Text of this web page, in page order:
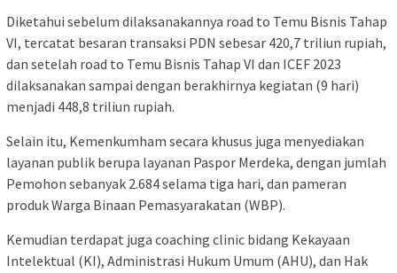
Diketahui sebelum dilaksanakannya road to Temu Bisnis Tahap
VI, tercatat besaran transaksi PDN sebesar 420,7 triliun rupiah,
dan setelah road to Temu Bisnis Tahap VI dan ICEF 2023
dilaksanakan sampai dengan berakhirnya kegiatan (9 hari)
menjadi 448,8 triliun rupiah.
Selain itu, Kemenkumham secara khusus juga menyediakan
layanan publik berupa layanan Paspor Merdeka, dengan jumlah
Pemohon sebanyak 2.684 selama tiga hari, dan pameran
produk Warga Binaan Pemasyarakatan (WBP).
Kemudian terdapat juga coaching clinic bidang Kekayaan
Intelektual (KI), Administrasi Hukum Umum (AHU), dan Hak